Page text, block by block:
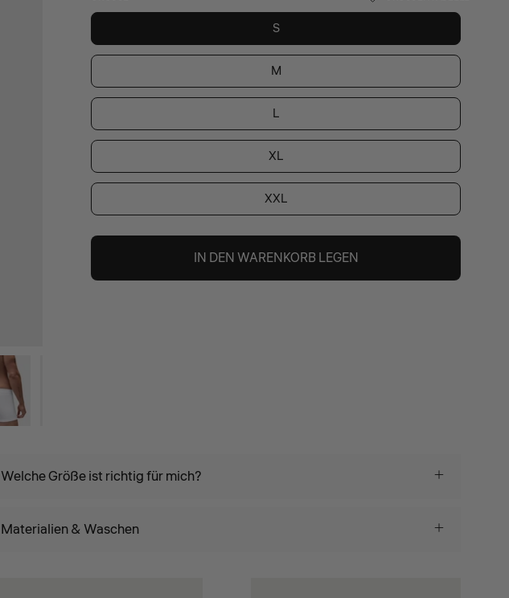
S
M
L
XL
XXL
IN DEN WARENKORB LEGEN
Welche Größe ist richtig für mich?
Materialien & Waschen